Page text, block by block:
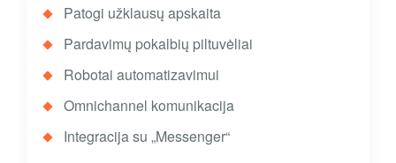
Patogi užklausų apskaita
Pardavimų pokalbių piltuvėliai
Robotai automatizavimui
Omnichannel komunikacija
Integracija su „Messenger“